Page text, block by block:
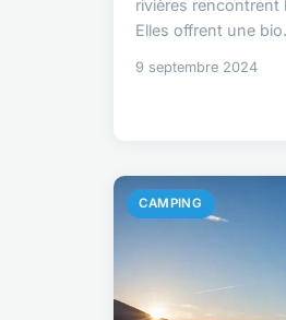
rivières rencontrent
Elles offrent une
9 septembre 2024
CAMPING